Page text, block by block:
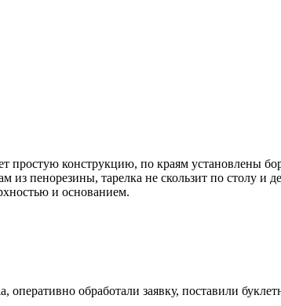
простую конструкцию, по краям установлены
из пенорезины, тарелка не скользит по столу
и основанием.
обработали заявку, поставили